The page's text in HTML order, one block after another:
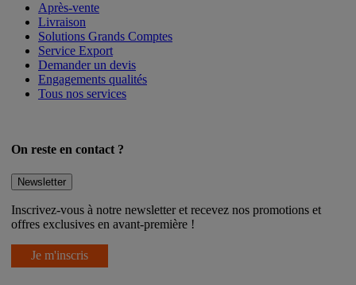
Après-vente
Livraison
Solutions Grands Comptes
Service Export
Demander un devis
Engagements qualités
Tous nos services
On reste en contact ?
Newsletter
Inscrivez-vous à notre newsletter et recevez nos promotions et
offres exclusives en avant-première !
Je m'inscris